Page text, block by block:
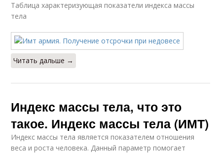
Таблица характеризующая показатели индекса массы
тела
Читать дальше →
Индекс массы тела, что это
такое. Индекс массы тела (ИМТ)
Индекс массы тела является показателем отношения
веса и роста человека. Данный параметр помогает